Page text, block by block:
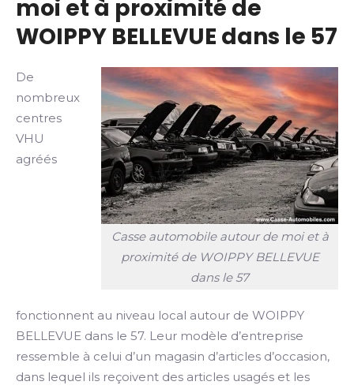
moi et à proximité de
WOIPPY BELLEVUE dans le 57
Casse automobile autour de moi et à
proximité de WOIPPY BELLEVUE
dans le 57
De
nombreux
centres
VHU
agréés
fonctionnent au niveau local autour de WOIPPY
BELLEVUE dans le 57. Leur modèle d’entreprise
ressemble à celui d’un magasin d’articles d’occasion,
dans lequel ils reçoivent des articles usagés et les